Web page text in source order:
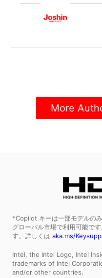
More
*Copilot キーは一部モデルの
グローバル市場で利用可能で
す。詳しくは aka.ms/
Intel, the Intel Logo, Intel
trademarks of Intel
and/or other countries.